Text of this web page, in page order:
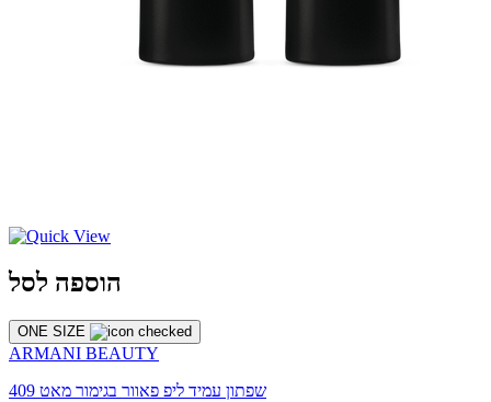
הוספה לסל
ONE SIZE
ARMANI BEAUTY
שפתון עמיד ליפ פאוור בגימור מאט 409